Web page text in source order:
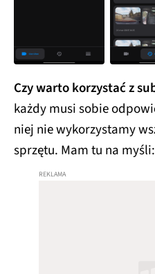
Czy warto korzystać z
każdy musi sobie
niej nie wykorzystamy
sprzętu. Mam tu na myśli: